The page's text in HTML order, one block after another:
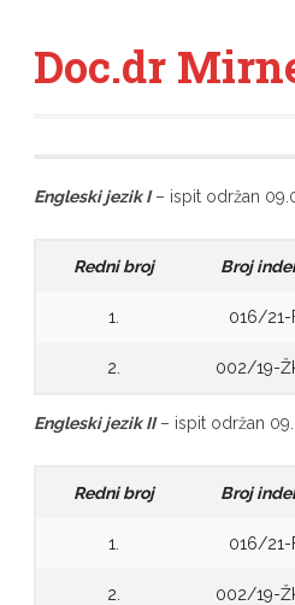
Doc.dr
Engleski jezik I – ispit održan
Redni broj Broj
1. 016/21-
2. 002/19-
Engleski jezik II– ispit održan
Redni broj Broj
1. 016/21-
2. 002/19-